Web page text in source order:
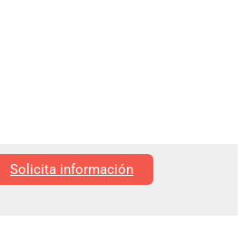
Solicita información